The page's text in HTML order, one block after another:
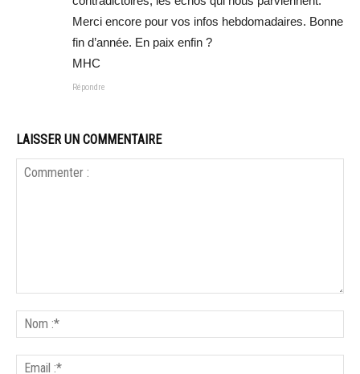
Merci encore pour vos infos hebdomadaires. Bonne
fin d’année. En paix enfin ?
MHC
Répondre
LAISSER UN COMMENTAIRE